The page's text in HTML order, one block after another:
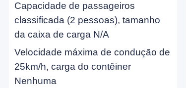
Capacidade de passageiros
classificada (2 pessoas), tamanho
da caixa de carga N/A
Velocidade máxima de condução de
25km/h, carga do contêiner
Nenhuma